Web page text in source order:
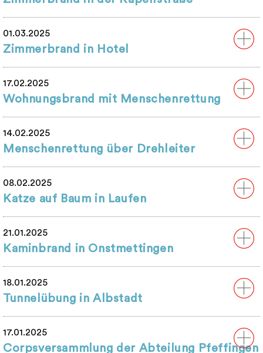
01.03.2025
Zimmerbrand in Hotel
17.02.2025
Wohnungsbrand mit Menschenrettung
14.02.2025
Menschenrettung über Drehleiter
08.02.2025
Katze auf Baum in Laufen
21.01.2025
Kaminbrand in Onstmettingen
18.01.2025
Tunnelübung in Albstadt
17.01.2025
Corpsversammlung der Abteilung Pfeffingen